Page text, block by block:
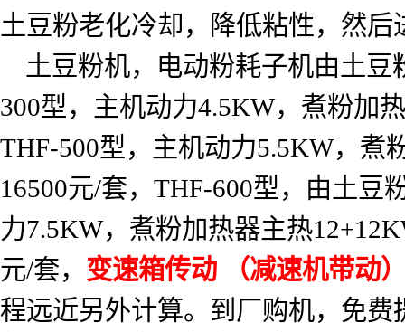
土豆粉老化冷却，降低粘性，然
土豆粉机，电动粉耗子机由土
300型，主机动力4.5KW，煮粉加
THF-500型，主机动力5.5KW，煮
16500元/套， THF-600型，由土豆
力7.5KW，煮粉加热器主热
元/套， 变速箱传动
（减速机带动
程远近另外计算。到厂购机，免